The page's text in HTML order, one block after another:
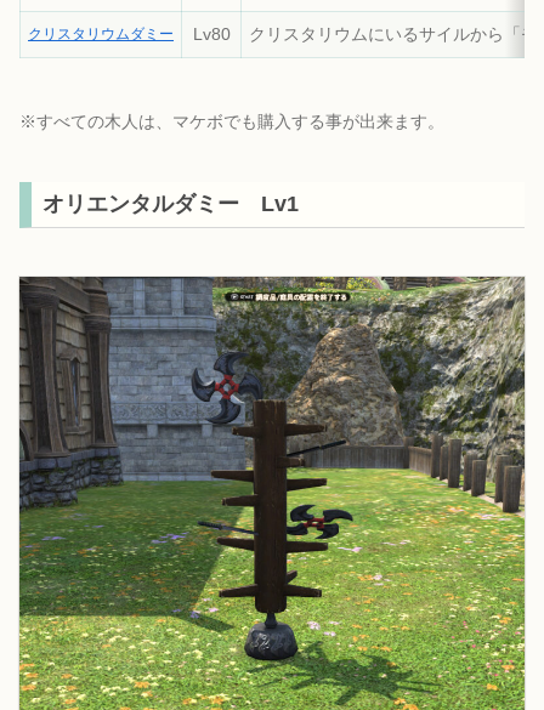
クリスタリウムダミー Lv80 クリスタリウムにいるサイルから「
※すべての木人は、マケボでも購入する事が出来ます。
オリエンタルダミー Lv1